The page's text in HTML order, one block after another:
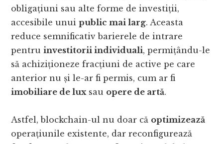
obligațiuni sau alte forme de investiții,
accesibile unuipublic mai larg. Aceasta
reduce semnificativ barierele de intrare
pentruinvestitorii individuali, permițându-le
să achiziționeze fracțiuni de active pe care
anterior nu și le-ar fi permis, cum ar fi
imobiliare de lux sau opere de artă.
Astfel, blockchain-ul nu doar că optimizează
operațiunile existente, dar reconfigurează